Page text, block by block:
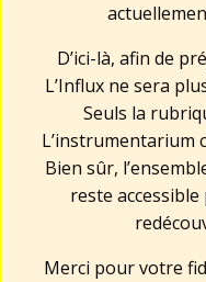
D’ici-là, afin de
L’Influx ne sera
Seuls la
L’instrumentarium
Bien sûr,
reste
Merci pour votre